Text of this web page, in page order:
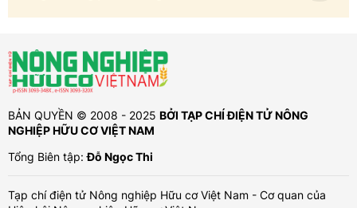
BẢN QUYỀN © 2008 - 2025 BỞI TẠP CHÍ ĐIỆN TỬ NÔNG
NGHIỆP HỮU CƠ VIỆT NAM
Tổng Biên tập:Đỗ Ngọc Thi
Tạp chí điện tử Nông nghiệp Hữu cơ Việt Nam - Cơ quan của